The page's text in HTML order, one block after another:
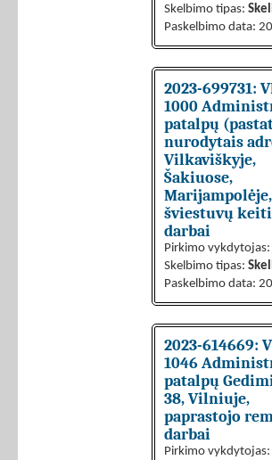
Skelbimo tipas:
Paskelbimo data:
2023-699731:
1000
patalpų
nurodytais
Vilkaviškyje,
Šakiuose,
Marijampolėje,
šviestuvų
darbai
Pirkimo vykdytojas:
Skelbimo tipas:
Paskelbimo data:
2023-614669:
1046
patalpų
38, Vilniuje,
paprastojo
darbai
Pirkimo vykdytojas: